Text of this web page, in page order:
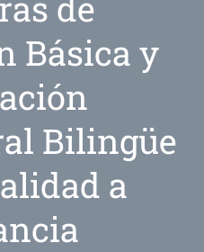
Básica y
Bilingüe
a